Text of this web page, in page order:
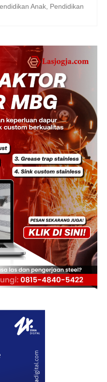
Anak Pendidikan